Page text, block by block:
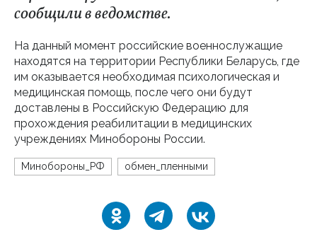
сообщили в ведомстве.
На данный момент российские военнослужащие
находятся на территории Республики Беларусь, где
им оказывается необходимая психологическая и
медицинская помощь, после чего они будут
доставлены в Российскую Федерацию для
прохождения реабилитации в медицинских
учреждениях Минобороны России.
Минобороны_РФ обмен_пленными